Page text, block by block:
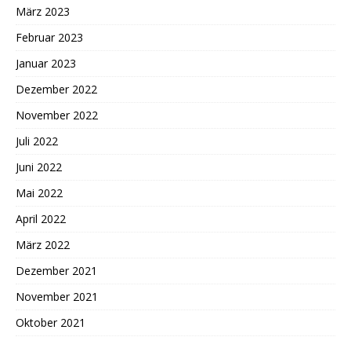
März 2023
Februar 2023
Januar 2023
Dezember 2022
November 2022
Juli 2022
Juni 2022
Mai 2022
April 2022
März 2022
Dezember 2021
November 2021
Oktober 2021